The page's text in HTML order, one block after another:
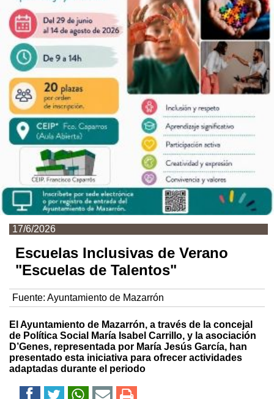
17/6/2026
Escuelas Inclusivas de Verano
"Escuelas de Talentos"
Fuente: Ayuntamiento de Mazarrón
El Ayuntamiento de Mazarrón, a través de la concejal
de Política Social María Isabel Carrillo, y la asociación
D’Genes, representada por María Jesús García, han
presentado esta iniciativa para ofrecer actividades
adaptadas durante el periodo